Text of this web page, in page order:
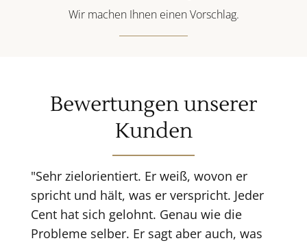
Wir machen Ihnen einen Vorschlag.
Bewertungen unserer
Kunden
"Sehr zielorientiert. Er weiß, wovon er
spricht und hält, was er verspricht. Jeder
Cent hat sich gelohnt. Genau wie die
Probleme selber. Er sagt aber auch, was